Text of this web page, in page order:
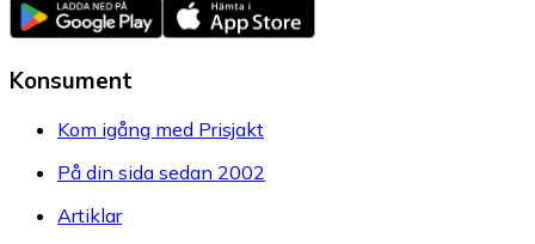
Konsument
Kom igång med Prisjakt
På din sida sedan 2002
Artiklar